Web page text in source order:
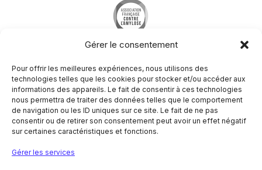
Gérer le consentement
Pour offrir les meilleures expériences, nous utilisons des
technologies telles que les cookies pour stocker et/ou accéder aux
informations des appareils. Le fait de consentir à ces technologies
nous permettra de traiter des données telles que le comportement
de navigation ou les ID uniques sur ce site. Le fait de ne pas
consentir ou de retirer son consentement peut avoir un effet négatif
sur certaines caractéristiques et fonctions.
Gérer les services
Société Francophone du Nerf Périphérique
Hôpital Pitié-Salpêtrière
Centre de référence des maladies neuromusculaires
Nord/Est/Ile de France